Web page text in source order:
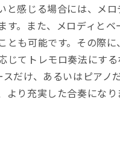
と感じる場合には、メ
す。また、メロディと
とも可能です。その際
じてトレモロ奏法にす
だけ、あるいはピアノ
より充実した合奏になり